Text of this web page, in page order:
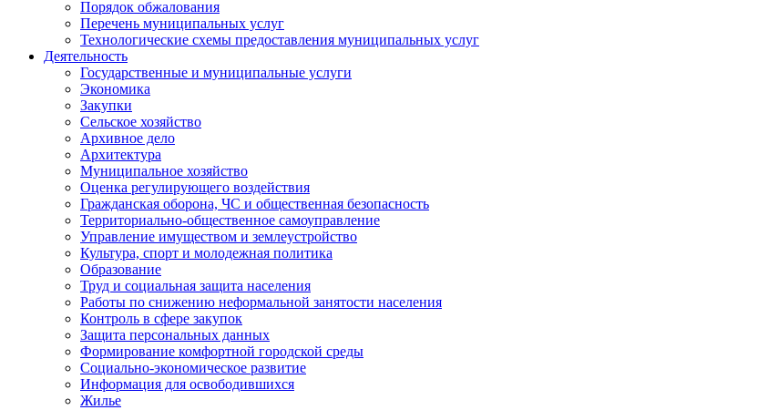
Порядок обжалования
Перечень муниципальных услуг
Технологические схемы предоставления муниципальных услуг
Деятельность
Государственные и муниципальные услуги
Экономика
Закупки
Сельское хозяйство
Архивное дело
Архитектура
Муниципальное хозяйство
Оценка регулирующего воздействия
Гражданская оборона, ЧС и общественная безопасность
Территориально-общественное самоуправление
Управление имуществом и землеустройство
Культура, спорт и молодежная политика
Образование
Труд и социальная защита населения
Работы по снижению неформальной занятости населения
Контроль в сфере закупок
Защита персональных данных
Формирование комфортной городской среды
Социально-экономическое развитие
Информация для освободившихся
Жилье